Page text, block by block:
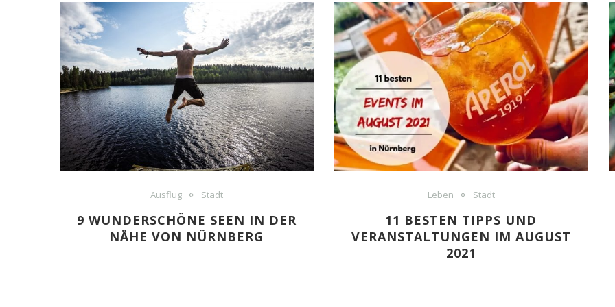
Ausflug Stadt
9 WUNDERSCHÖNE SEEN IN DER
NÄHE VON NÜRNBERG
Leben Stadt
11 BESTEN TIPPS UND
VERANSTALTUNGEN IM AUGUST
2021